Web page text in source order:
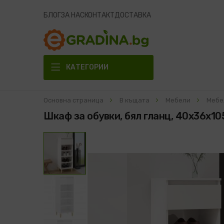
БЛОГЗА НАСКОНТАКТДОСТАВКА
КАТЕГОРИИ
Основна страница В къщата Мебели
Шкаф за обувки, бял гланц,
Преминете
галерията
изображенията